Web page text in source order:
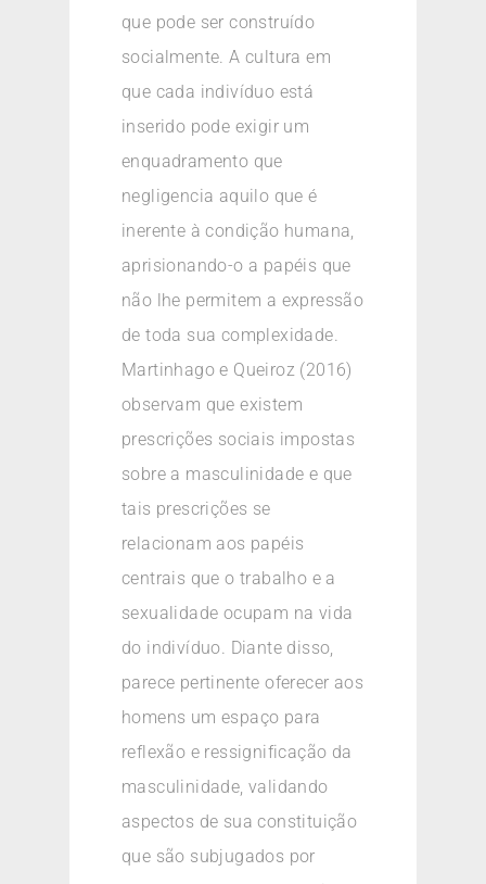
que pode ser construído
socialmente. A cultura em
que cada indivíduo está
inserido pode exigir um
enquadramento que
negligencia aquilo que é
inerente à condição humana,
aprisionando-o a papéis que
não lhe permitem a expressão
de toda sua complexidade.
Martinhago e Queiroz (2016)
observam que existem
prescrições sociais impostas
sobre a masculinidade e que
tais prescrições se
relacionam aos papéis
centrais que o trabalho e a
sexualidade ocupam na vida
do indivíduo. Diante disso,
parece pertinente oferecer aos
homens um espaço para
reflexão e ressignificação da
masculinidade, validando
aspectos de sua constituição
que são subjugados por